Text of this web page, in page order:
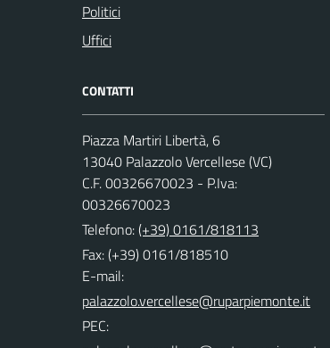
Politici
Uffici
CONTATTI
Piazza Martiri Libertà, 6
13040 Palazzolo Vercellese (VC)
C.F. 00326670023 - P.Iva:
00326670023
Telefono:(+39) 0161/818113
Fax: (+39) 0161/818510
E-mail:
PEC: